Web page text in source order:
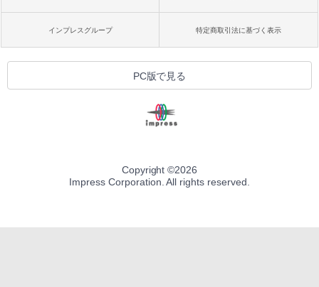
インプレスグループ 特定商取引法に基づく表示
PC版で見る
Copyright ©2026
Impress Corporation. All rights reserved.